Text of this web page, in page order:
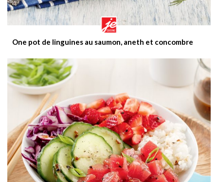
One pot de linguines au saumon, aneth et concombre